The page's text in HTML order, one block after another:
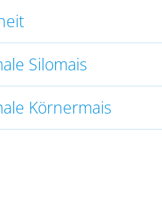
Silomais
Körnermais